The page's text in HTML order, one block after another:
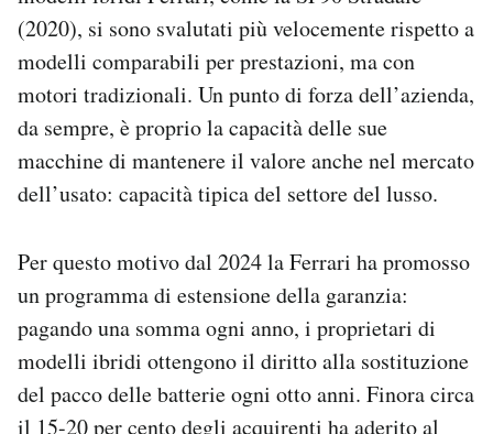
(2020), si sono svalutati più velocemente rispetto a
modelli comparabili per prestazioni, ma con
motori tradizionali. Un punto di forza dell’azienda,
da sempre, è proprio la capacità delle sue
macchine di mantenere il valore anche nel mercato
dell’usato: capacità tipica del settore del lusso.
Per questo motivo dal 2024 la Ferrari ha promosso
un programma di estensione della garanzia:
pagando una somma ogni anno, i proprietari di
modelli ibridi ottengono il diritto alla sostituzione
del pacco delle batterie ogni otto anni. Finora circa
il 15-20 per cento degli acquirenti ha aderito al